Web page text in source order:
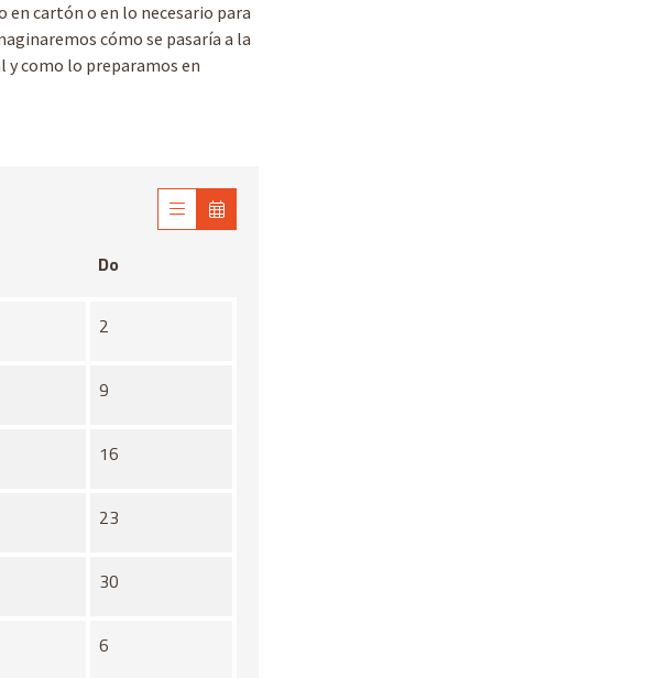
en cartón o en lo necesario para
cómo se pasaría a la
y como lo preparamos en
Do
2
9
16
23
30
6